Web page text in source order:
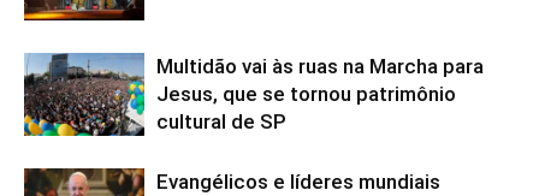
Multidão vai às ruas na Marcha para
Jesus, que se tornou patrimônio
cultural de SP
Evangélicos e líderes mundiais